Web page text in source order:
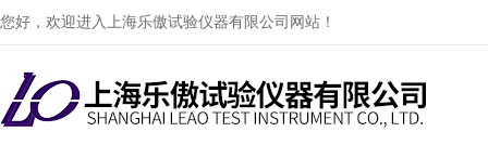
您好，欢迎进入上海乐傲试验仪器有限公司网站！